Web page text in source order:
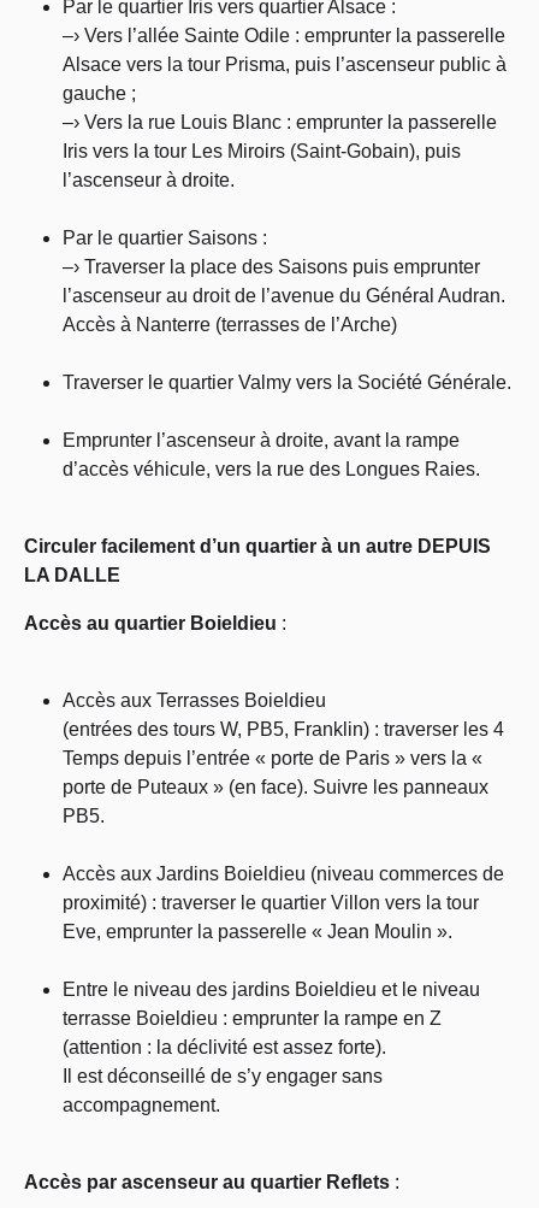
Par le quartier Iris vers quartier Alsace :
–› Vers l’allée Sainte Odile : emprunter la passerelle
Alsace vers la tour Prisma, puis l’ascenseur public à
gauche ;
–› Vers la rue Louis Blanc : emprunter la passerelle
Iris vers la tour Les Miroirs (Saint-Gobain), puis
l’ascenseur à droite.
Par le quartier Saisons :
–› Traverser la place des Saisons puis emprunter
l’ascenseur au droit de l’avenue du Général Audran.
Accès à Nanterre (terrasses de l’Arche)
Traverser le quartier Valmy vers la Société Générale.
Emprunter l’ascenseur à droite, avant la rampe
d’accès véhicule, vers la rue des Longues Raies.
Circuler facilement d’un quartier à un autre DEPUIS
LA DALLE
Accès au quartier Boieldieu :
Accès aux Terrasses Boieldieu
(entrées des tours W, PB5, Franklin) : traverser les 4
Temps depuis l’entrée « porte de Paris » vers la «
porte de Puteaux » (en face). Suivre les panneaux
PB5.
Accès aux Jardins Boieldieu (niveau commerces de
proximité) : traverser le quartier Villon vers la tour
Eve, emprunter la passerelle « Jean Moulin ».
Entre le niveau des jardins Boieldieu et le niveau
terrasse Boieldieu : emprunter la rampe en Z
(attention : la déclivité est assez forte).
Il est déconseillé de s’y engager sans
accompagnement.
Accès par ascenseur au quartier Reflets :